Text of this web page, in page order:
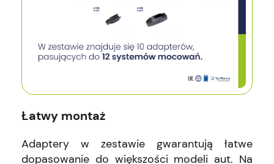
Łatwy montaż
Adaptery w zestawie gwarantują łatwe
dopasowanie do większości modeli aut. Na